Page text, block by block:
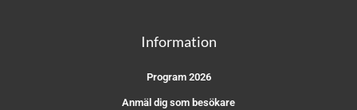
Information
Program 2026
Anmäl dig som besökare